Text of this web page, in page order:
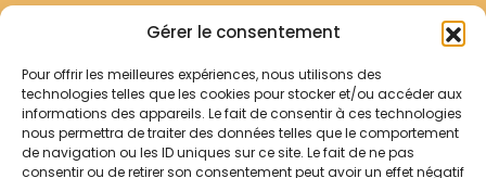
Gérer le consentement
Pour offrir les meilleures expériences, nous utilisons des
technologies telles que les cookies pour stocker et/ou accéder aux
informations des appareils. Le fait de consentir à ces technologies
nous permettra de traiter des données telles que le comportement
de navigation ou les ID uniques sur ce site. Le fait de ne pas
consentir ou de retirer son consentement peut avoir un effet négatif
Archives Franciscaines
RECHERCHER
Comment chercher ?
Les archives